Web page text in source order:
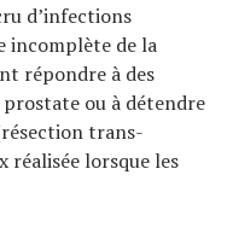
d’infections
incomplète de la
répondre à des
ou à détendre
trans-
réalisée lorsque les